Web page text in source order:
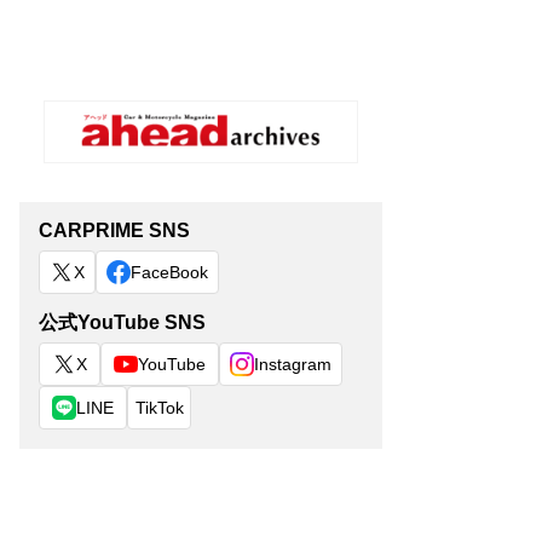
CARPRIME SNS
X FaceBook
公式YouTube SNS
X YouTube Instagram
LINE TikTok